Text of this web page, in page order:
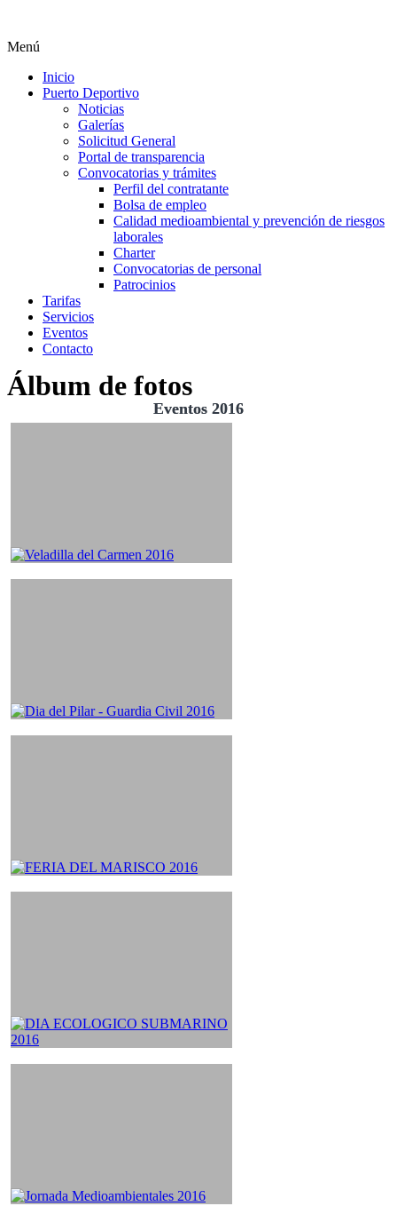
Menú
Inicio
Puerto Deportivo
Noticias
Galerías
Solicitud General
Portal de transparencia
Convocatorias y trámites
Perfil del contratante
Bolsa de empleo
Calidad medioambiental y prevención de riesgos
laborales
Charter
Convocatorias de personal
Patrocinios
Tarifas
Servicios
Eventos
Contacto
Álbum de fotos
Eventos 2016